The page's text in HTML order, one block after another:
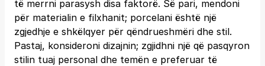
të merrni parasysh disa faktorë. Së pari, mendoni
për materialin e filxhanit; porcelani është një
zgjedhje e shkëlqyer për qëndrueshmëri dhe stil.
Pastaj, konsideroni dizajnin; zgjidhni një që pasqyron
stilin tuaj personal dhe temën e preferuar të